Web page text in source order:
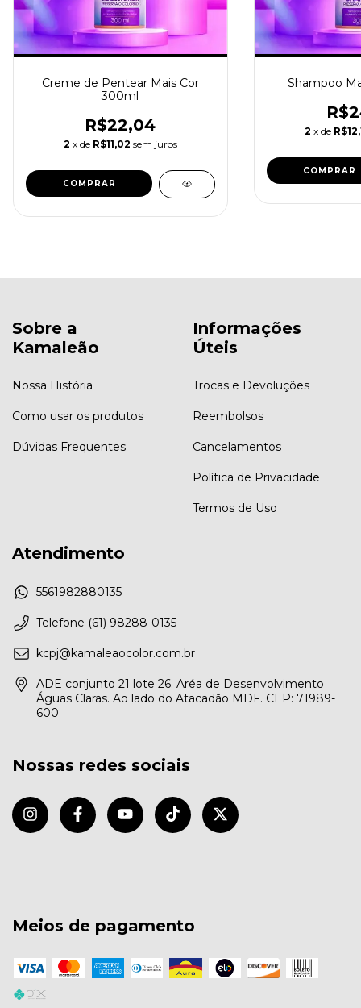
Creme de Pentear Mais Cor
300ml
R$22,04
2 x de R$11,02 sem juros
Shampoo
2 x de
Sobre a
Kamaleão
Nossa História
Como usar os produtos
Dúvidas Frequentes
Informações
Úteis
Trocas e Devoluções
Reembolsos
Cancelamentos
Política de Privacidade
Termos de Uso
Atendimento
5561982880135
Telefone (61) 98288-0135
kcpj@kamaleaocolor.com.br
ADE conjunto 21 lote 26. Aréa de Desenvolvimento
Águas Claras. Ao lado do Atacadão MDF. CEP: 71989-
600
Nossas redes sociais
Meios de pagamento